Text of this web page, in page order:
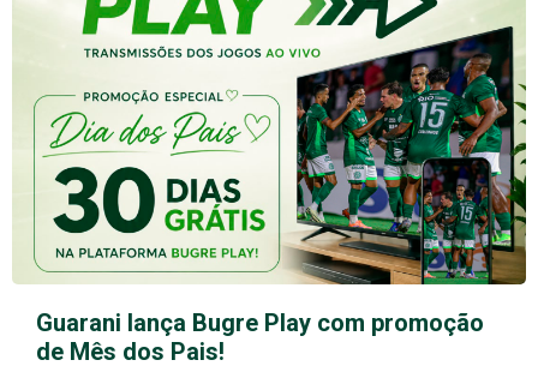
Guarani lança Bugre Play com promoção
de Mês dos Pais!